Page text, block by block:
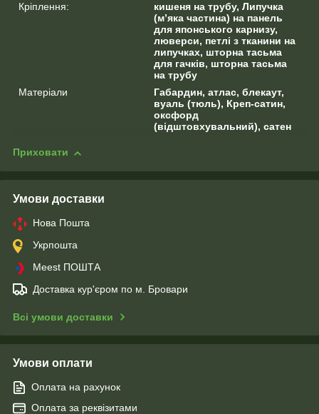
Кріплення:
кишеня на трубу, Липучка
(м’яка частина) на панель
для японського карнизу,
люверси, петлі з тканини на
липучках, шторна тасьма
для гачків, шторна тасьма
на трубу
Матеріали
Габардин, атлас, блекаут,
вуаль (тюль), Креп-сатин,
оксфорд
(відштовхувальний), сатен
Приховати
Умови доставки
Нова Пошта
Укрпошта
Meest ПОШТА
Доставка кур'єром по м. Бровари
Всі умови доставки
Умови оплати
Оплата на рахунок
Оплата за реквізитами